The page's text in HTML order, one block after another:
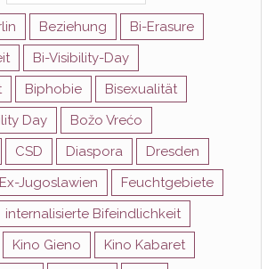
Beziehung
Bi-Erasure
Bi-Visibility-Day
Biphobie
Bisexualität
Day
Božo Vrećo
CSD Diaspora
Dresden
Ex-Jugoslawien
Feuchtgebiete
internalisierte Bifeindlichkeit
Kino Gieno
Kino Kabaret